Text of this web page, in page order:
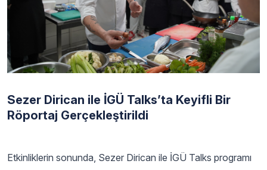
Sezer Dirican ile İGÜ Talks’ta Keyifli Bir
Röportaj Gerçekleştirildi
Etkinliklerin sonunda, Sezer Dirican ile İGÜ Talks programı